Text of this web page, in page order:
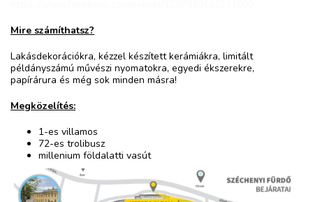
Mire számíthatsz?
Lakásdekorációkra, kézzel készített kerámiákra, limitált
példányszámú művészi nyomatokra, egyedi ékszerekre,
papírárura és még sok minden másra!
Megközelítés:
1-es villamos
72-es trolibusz
millenium földalatti vasút